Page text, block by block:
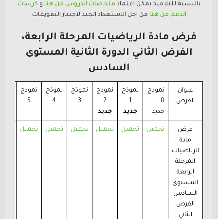
بالنسبة للتلاميذ يمكن اعتماد ملخصات الدروس من هنا و كرسات
الدعم من هنا من اجل الاستعداد الجيد لاجتياز التقويمات
فرض مادة الرياضيات المرحلة الرابعة،
الفرض الثاني الدورة الثانية المستوى
السادس
عنوان
الفرض
نموذج
0
جديد
نموذج
1
جديد
نموذج
2
جديد
نموذج
3
نموذج
4
نموذج
5
فرض
مادة
الرياضيات
المرحلة
الرابعة
المستوى
السادس
الفرض
الثاني
تحميل تحميل تحميل تحميل تحميل تحميل